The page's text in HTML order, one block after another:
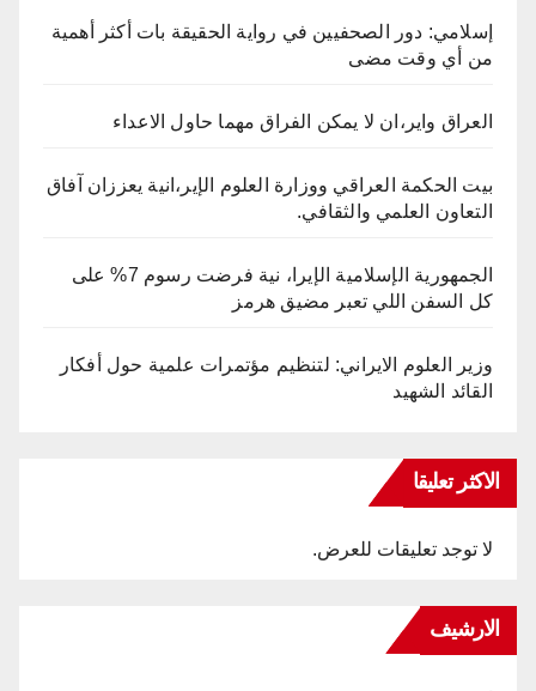
إسلامي: دور الصحفيين في رواية الحقيقة بات أكثر أهمية
من أي وقت مضى
العراق واير،ان لا يمكن الفراق مهما حاول الاعداء
بيت الحكمة العراقي ووزارة العلوم الإير،انية يعززان آفاق
التعاون العلمي والثقافي.
الجمهورية الإسلامية الإيرا، نية فرضت رسوم 7% على
كل السفن اللي تعبر مضيق هرمز
وزير العلوم الايراني: لتنظيم مؤتمرات علمية حول أفكار
القائد الشهيد
الاكثر تعليقا
لا توجد تعليقات للعرض.
الارشيف